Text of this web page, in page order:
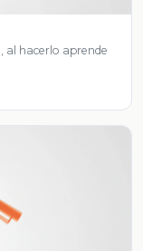
al hacerlo aprende